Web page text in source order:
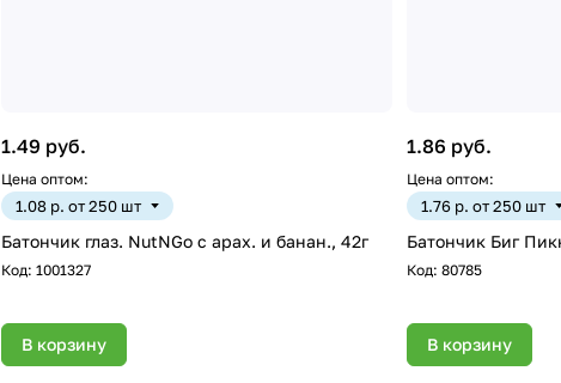
1.49 руб.
Цена оптом:
1.08 р. от 250 шт
Батончик глаз. NutNGo с арах. и банан., 42г
Код: 1001327
В корзину
1.86 руб.
Цена оптом:
1.76 р. от 250 шт
Батончик Биг
Код: 80785
В корзину